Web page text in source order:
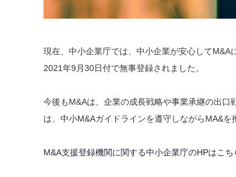
現在、中小企業庁では、中小企業が安心して
2021年9月30日付で無事登録されました。
今後もM&Aは、企業の成長戦略や事業承継の出
は、中小M&Aガイドラインを遵守しながらMA&
M&A支援登録機関に関する中小企業庁のHPはこち